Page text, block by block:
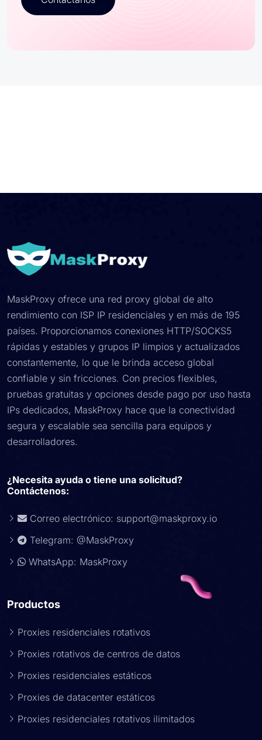
MaskProxy ofrece una red proxy global de alto
rendimiento con ISP IP residenciales y en más de 195
países. Proporcionamos conexiones HTTP/SOCKS5
rápidas y estables y grupos IP limpios y actualizados
constantemente, lo que le brinda acceso global
confiable y sin fricciones. Con precios flexibles,
pruebas gratuitas y opciones desde pago por uso hasta
IPs dedicados, MaskProxy hace que la conectividad
segura y escalable sea sencilla para equipos y
desarrolladores.
¿Necesita ayuda o tiene una solicitud?
Contáctenos:
Correo electrónico: support@maskproxy.io
Telegram: @MaskProxy
WhatsApp: MaskProxy
Productos
Proxies residenciales rotativos
Proxies rotativos de centros de datos
Proxies residenciales estáticos
Proxies de datacenter estáticos
Proxies residenciales rotativos ilimitados